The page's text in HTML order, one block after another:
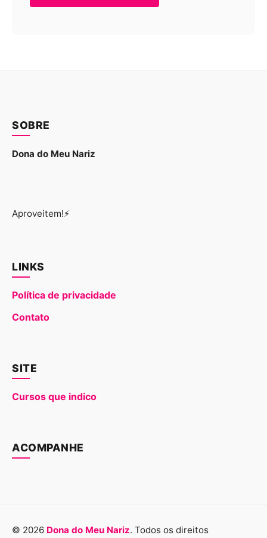
SOBRE
Dona do Meu Nariz
Aproveitem!⚡
LINKS
Política de privacidade
Contato
SITE
Cursos que indico
ACOMPANHE
© 2026 Dona do Meu Nariz. Todos os direitos